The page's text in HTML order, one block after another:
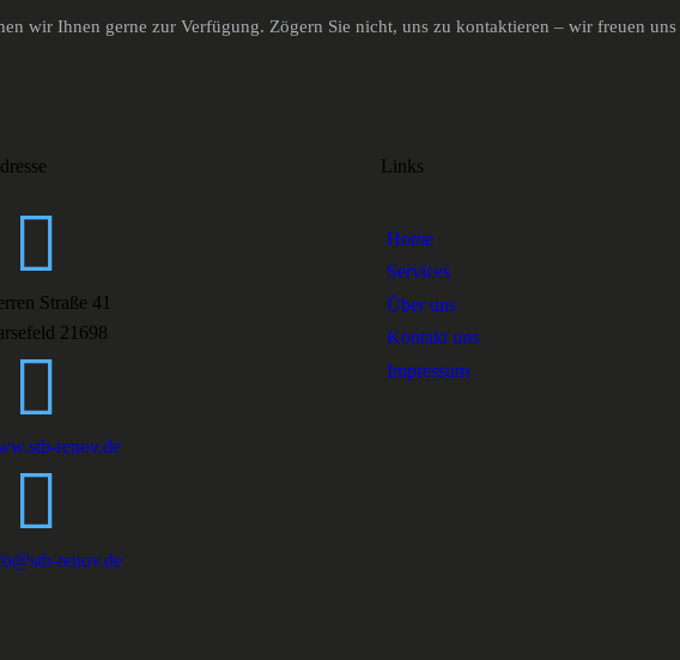
wir Ihnen gerne zur Verfügung. Zögern Sie nicht, uns zu kontaktieren – wir freuen
Straße 41
21698
renov.de
renov.de
Links
Home
Services
Über uns
Kontakt uns
Impressum